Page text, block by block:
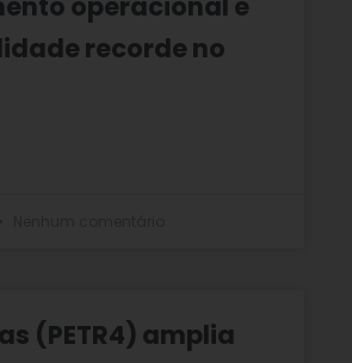
recorde no
(PETR4) amplia